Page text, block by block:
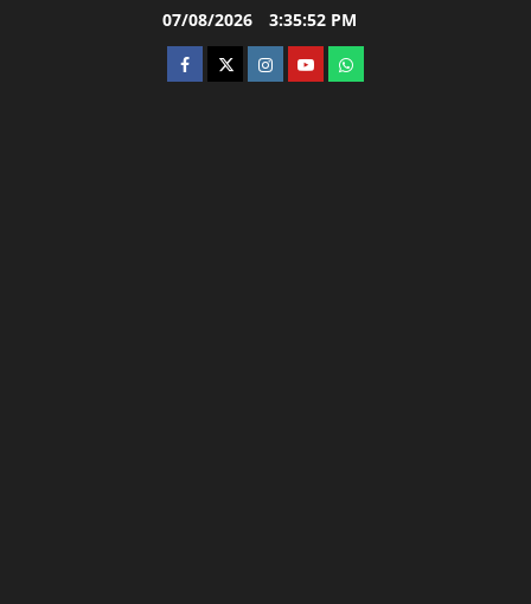
07/08/2026 3:35:53 PM
facebooktwitterinstagram.com
youtubewhatsapp